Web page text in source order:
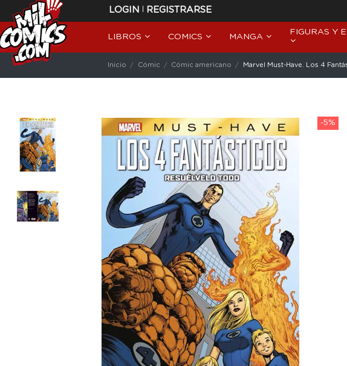
LOGIN | REGISTRARSE
LIBROS COMICS MANGA
FIGURAS Y
Inicio Cómic Cómic americano Marvel Must-Have. Los 4
-5%